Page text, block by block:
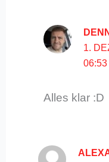
1.
Alles klar :D